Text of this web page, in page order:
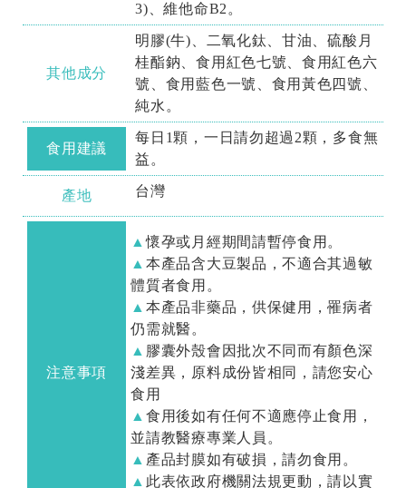
3)、維他命B2。
其他成分
明膠(牛)、二氧化鈦、甘油、硫酸月
桂酯鈉、食用紅色七號、食用紅色六
號、食用藍色一號、食用黃色四號、
純水。
食用建議
每日1顆，一日請勿超過2顆，多食無
益。
產地 台灣
注意事項
懷孕或月經期間請暫停食用。
本產品含大豆製品，不適合其過敏
體質者食用。
本產品非藥品，供保健用，罹病者
仍需就醫。
膠囊外殼會因批次不同而有顏色深
淺差異，原料成份皆相同，請您安心
食用
食用後如有任何不適應停止食用，
並請教醫療專業人員。
產品封膜如有破損，請勿食用。
此表依政府機關法規更動，請以實